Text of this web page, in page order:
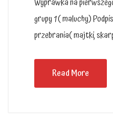
grupy 1 ( maluchy)
przebrania( majtki,
Read More